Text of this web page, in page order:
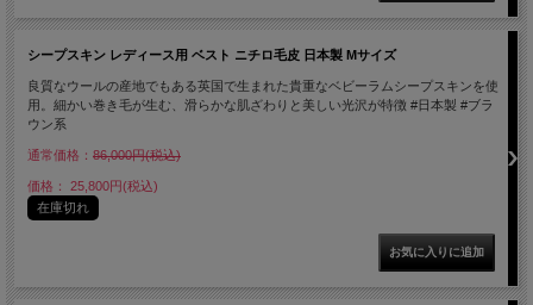
シープスキン レディース用 ベスト ニチロ毛皮 日本製 Mサイズ
良質なウールの産地でもある英国で生まれた貴重なベビーラムシープスキンを使
用。細かい巻き毛が生む、滑らかな肌ざわりと美しい光沢が特徴 #日本製 #ブラ
ウン系
通常価格： 86,000円(税込)
価格： 25,800円(税込)
在庫切れ